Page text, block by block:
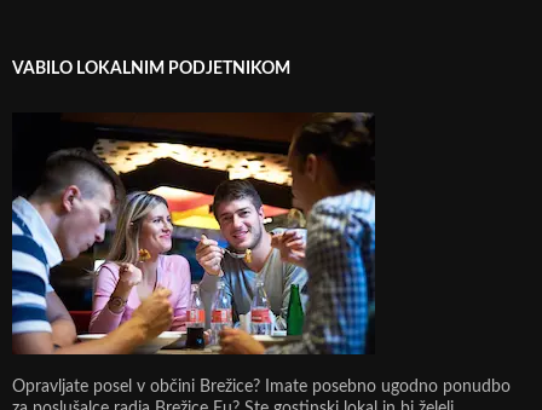
VABILO LOKALNIM PODJETNIKOM
Opravljate posel v občini Brežice? Imate posebno ugodno ponudbo